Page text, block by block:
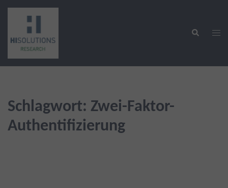
Zum
springen
Suche
Schlagwort: Zwei-Faktor-
Authentifizierung